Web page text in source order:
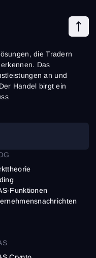
die Tradern
Das
an und
Handel birgt ein
Funktionen